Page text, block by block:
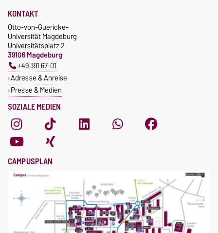
SOZIALE MEDIEN
KONTAKT
Otto-von-Guericke-
Universität Magdeburg
Universitätsplatz 2
39106 Magdeburg
+49 391 67-01
Adresse & Anreise
Presse & Medien
CAMPUSPLAN